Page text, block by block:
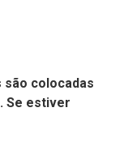
colocadas
Se estiver